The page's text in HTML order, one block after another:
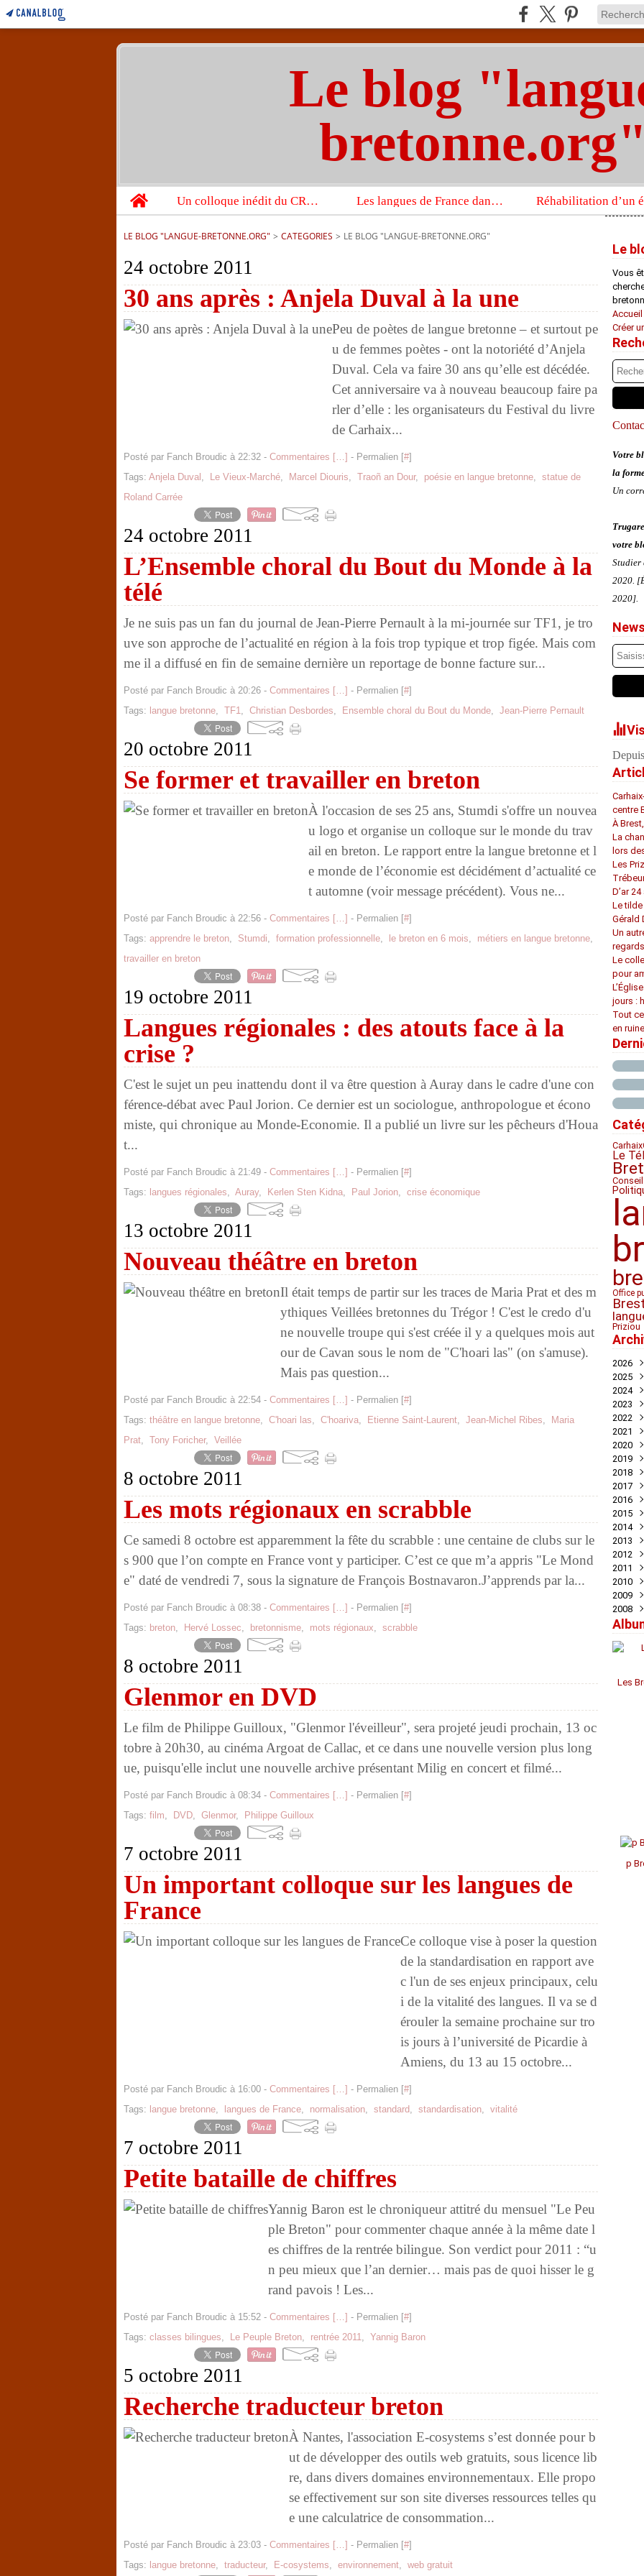
Le blog
bretonne.org"
Home
Un colloque inédit du CRBC sur les victimes de l’année 1944 Les langues de France dans un imposant ouvrage sur la langue française que publient les Presses universitaires d’Oxford
LE BLOG "LANGUE-BRETONNE.ORG" > CATEGORIES > LE BLOG "LANGUE-BRETONNE.ORG"
24 octobre 2011
30 ans après : Anjela Duval à la une
Peu de poètes de langue bretonne – et surtout pe
u de femmes poètes - ont la notoriété d’Anjela
Duval. Cela va faire 30 ans qu’elle est décédée.
Cet anniversaire va à nouveau beaucoup faire pa
rler d’elle : les organisateurs du Festival du livre
de Carhaix...
Posté par Fanch Broudic à 22:32 - Commentaires […] - Permalien [#]
Tags: Anjela Duval , Le Vieux-Marché, Marcel Diouris, Traoñ an Dour, poésie en langue bretonne, statue de
Roland Carrée
24 octobre 2011
L’Ensemble choral du Bout du Monde à la
télé
Je ne suis pas un fan du journal de Jean-Pierre Pernault à la mi-journée sur TF1, je tro
uve son approche de l’actualité en région à la fois trop typique et trop figée. Mais com
me il a diffusé en fin de semaine dernière un reportage de bonne facture sur...
Posté par Fanch Broudic à 20:26 - Commentaires […] - Permalien [#]
Tags: langue bretonne, TF1, Christian Desbordes, Ensemble choral du Bout du Monde, Jean-Pierre Pernault
20 octobre 2011
Se former et travailler en breton
À l'occasion de ses 25 ans, Stumdi s'offre un nouvea
u logo et organise un colloque sur le monde du trav
ail en breton. Le rapport entre la langue bretonne et l
e monde de l’économie est décidément d’actualité ce
t automne (voir message précédent). Vous ne...
Posté par Fanch Broudic à 22:56 - Commentaires […] - Permalien [#]
Tags: apprendre le breton, Stumdi, formation professionnelle, le breton en 6 mois, métiers en langue bretonne,
travailler en breton
19 octobre 2011
Langues régionales : des atouts face à la
crise ?
C'est le sujet un peu inattendu dont il va être question à Auray dans le cadre d'une con
férence-débat avec Paul Jorion. Ce dernier est un sociologue, anthropologue et écono
miste, qui chronique au Monde-Economie. Il a publié un livre sur les pêcheurs d'Houa
t...
Posté par Fanch Broudic à 21:49 - Commentaires […] - Permalien [#]
Tags: langues régionales, Auray, Kerlen Sten Kidna, Paul Jorion, crise économique
13 octobre 2011
Nouveau théâtre en breton
Il était temps de partir sur les traces de Maria Prat et des m
ythiques Veillées bretonnes du Trégor ! C'est le credo d'u
ne nouvelle troupe qui s'est créée il y a quelques mois aut
our de Cavan sous le nom de "C'hoari las" (on s'amuse).
Mais pas question...
Posté par Fanch Broudic à 22:54 - Commentaires […] - Permalien [#]
Tags: théâtre en langue bretonne, C'hoari las, C'hoariva, Etienne Saint-Laurent, Jean-Michel Ribes,
Maria
Prat, Tony Foricher, Veillée
8 octobre 2011
Les mots régionaux en scrabble
Ce samedi 8 octobre est apparemment la fête du scrabble : une centaine de clubs sur le
s 900 que l’on compte en France vont y participer. C’est ce que m’a appris "Le Mond
e" daté de vendredi 7, sous la signature de François Bostnavaron.J’apprends par la...
Posté par Fanch Broudic à 08:38 - Commentaires […] - Permalien [#]
Tags: breton, Hervé Lossec, bretonnisme, mots régionaux, scrabble
8 octobre 2011
Glenmor en DVD
Le film de Philippe Guilloux, "Glenmor l'éveilleur", sera projeté jeudi prochain, 13 oc
tobre à 20h30, au cinéma Argoat de Callac, et ce dans une nouvelle version plus long
ue, puisqu'elle inclut une nouvelle archive présentant Milig en concert et filmé...
Posté par Fanch Broudic à 08:34 - Commentaires […] - Permalien [#]
Tags: film, DVD, Glenmor, Philippe Guilloux
7 octobre 2011
Un important colloque sur les langues de
France
Ce colloque vise à poser la question
de la standardisation en rapport ave
c l'un de ses enjeux principaux, celu
i de la vitalité des langues. Il va se d
érouler la semaine prochaine sur tro
is jours à l’université de Picardie à
Amiens, du 13 au 15 octobre...
Posté par Fanch Broudic à 16:00 - Commentaires […] - Permalien [#]
Tags: langue bretonne, langues de France, normalisation, standard, standardisation, vitalité
7 octobre 2011
Petite bataille de chiffres
Yannig Baron est le chroniqueur attitré du mensuel "Le Peu
ple Breton" pour commenter chaque année à la même date l
es chiffres de la rentrée bilingue. Son verdict pour 2011 : “u
n peu mieux que l’an dernier… mais pas de quoi hisser le g
rand pavois ! Les...
Posté par Fanch Broudic à 15:52 - Commentaires […] - Permalien [#]
Tags: classes bilingues, Le Peuple Breton, rentrée 2011, Yannig Baron
5 octobre 2011
Recherche traducteur breton
À Nantes, l'association E-cosystems s’est donnée pour b
ut de développer des outils web gratuits, sous licence lib
re, dans divers domaines environnementaux. Elle propo
se effectivement sur son site diverses ressources telles qu
e une calculatrice de consommation...
Posté par Fanch Broudic à 23:03 - Commentaires […] - Permalien [#]
Tags: langue bretonne, traducteur, E-cosystems, environnement, web gratuit
Le
Vous
Créer
Votre
la
Un
votre
Studier
2020.
2020].
centre
À
La
lors
Les
D’ar
Le
Gérald
Un
regards
Le
pour
jours :
Tout
en
Carhaix
Le
Office
Brest
Priziou
2026
Mai
Avril
Mars
2025
Août
Mai
Avril
Mars
2024
Août
Juin
Mai
Avril
Mars
2023
Juin
Mai
Avril
Mars
2022
Août
Juin
Mai
Avril
Mars
2021
Août
Juin
Mai
Avril
Mars
2020
Août
Juin
Mai
Avril
Mars
2019
Août
Juin
Mai
Mars
2018
Août
Juin
Mai
Avril
Mars
2017
Août
Juin
Mai
Mars
2016
Août
Juin
Mai
2015
Août
Mai
Avril
2014
Août
Juin
Mai
Avril
2013
Août
Juin
Mai
Avril
2012
Juin
Avril
2011
Mai
2010
Mai
2009
Juin
2008
Août
Les
p